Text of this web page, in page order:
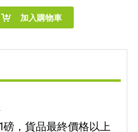
加入購物車
，貨品最終價格以上